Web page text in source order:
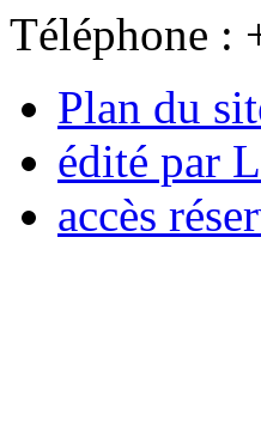
Téléphone :
Plan du
édité par
accès